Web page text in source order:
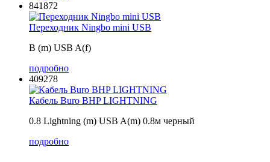
841872
Переходник Ningbo mini USB
B (m) USB A(f)
подробно
409278
Кабель Buro BHP LIGHTNING
0.8 Lightning (m) USB A(m) 0.8м черный
подробно